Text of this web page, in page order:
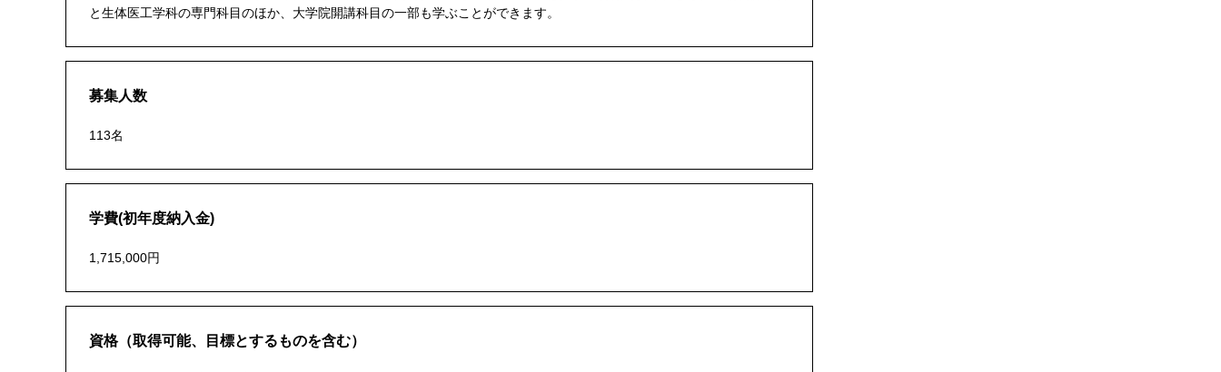
と生体医工学科の専門科目のほか、大学院開講科目の一部も学ぶことができます。
募集人数
113名
学費(初年度納入金)
1,715,000円
資格（取得可能、目標とするものを含む）